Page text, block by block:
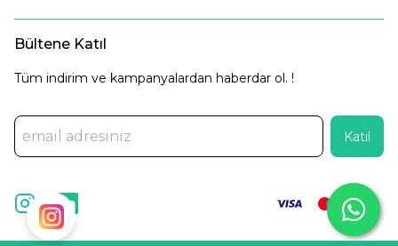
Bültene Katıl
Tüm indirim ve kampanyalardan haberdar ol. !
Katıl